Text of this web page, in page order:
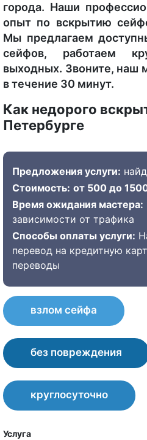
города. Наши
опыт по вскрытию
Мы предлагаем
сейфов, работаем
выходных. Звоните, наш
в течение 30 минут.
Как недорого
Петербурге
Предложения услуги:
Стоимость: от 500 до
Время ожидания мастера:
зависимости от трафика
Способы оплаты услуги:
перевод на кредитную
переводы
взлом сейфа
без повреждения
круглосуточно
Услуга